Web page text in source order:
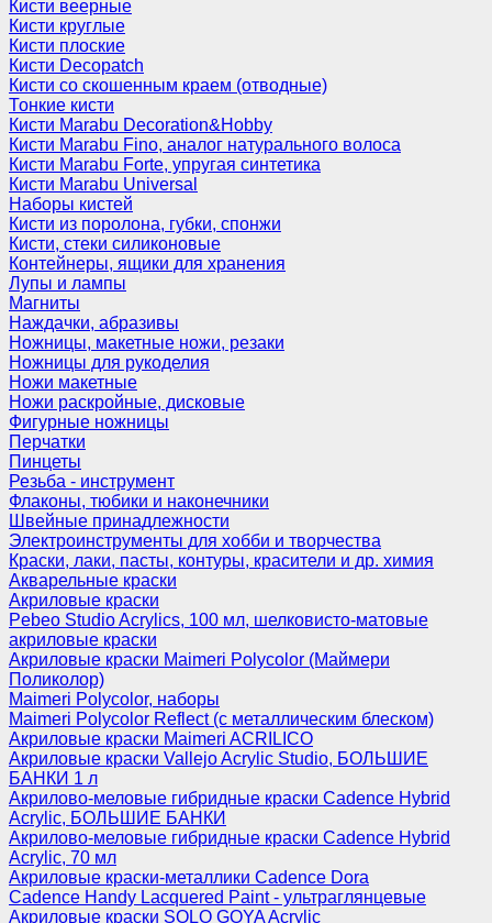
Кисти веерные
Кисти круглые
Кисти плоские
Кисти Decopatch
Кисти со скошенным краем (отводные)
Тонкие кисти
Кисти Marabu Decoration&Hobby
Кисти Marabu Fino, аналог натурального волоса
Кисти Marabu Forte, упругая синтетика
Кисти Marabu Universal
Наборы кистей
Кисти из поролона, губки, спонжи
Кисти, стеки силиконовые
Контейнеры, ящики для хранения
Лупы и лампы
Магниты
Наждачки, абразивы
Ножницы, макетные ножи, резаки
Ножницы для рукоделия
Ножи макетные
Ножи раскройные, дисковые
Фигурные ножницы
Перчатки
Пинцеты
Резьба - инструмент
Флаконы, тюбики и наконечники
Швейные принадлежности
Электроинструменты для хобби и творчества
Краски, лаки, пасты, контуры, красители и др. химия
Акварельные краски
Акриловые краски
Pebeo Studio Acrylics, 100 мл, шелковисто-матовые
акриловые краски
Акриловые краски Maimeri Polycolor (Маймери
Поликолор)
Maimeri Polycolor, наборы
Maimeri Polycolor Reflect (с металлическим блеском)
Акриловые краски Maimeri ACRILICO
Акриловые краски Vallejo Acrylic Studio, БОЛЬШИЕ
БАНКИ 1 л
Акрилово-меловые гибридные краски Cadence Hybrid
Acrylic, БОЛЬШИЕ БАНКИ
Акрилово-меловые гибридные краски Cadence Hybrid
Acrylic, 70 мл
Акриловые краски-металлики Cadence Dora
Cadence Handy Lacquered Paint - ультраглянцевые
Акриловые краски SOLO GOYA Acrylic